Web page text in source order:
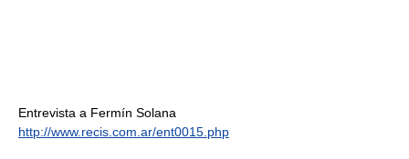
Entrevista a Fermín Solana
http://www.recis.com.ar/ent0015.php